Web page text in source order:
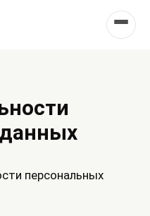
персональных